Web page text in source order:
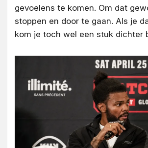
gevoelens te komen. Om dat
stoppen en door te gaan. Als je
kom je toch wel een stuk dichter